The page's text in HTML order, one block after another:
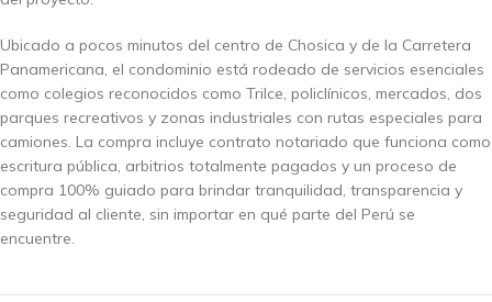
Ubicado a pocos minutos del centro de Chosica y de la Carretera
Panamericana, el condominio está rodeado de servicios esenciales
como colegios reconocidos como Trilce, policlínicos, mercados, dos
parques recreativos y zonas industriales con rutas especiales para
camiones. La compra incluye contrato notariado que funciona como
escritura pública, arbitrios totalmente pagados y un proceso de
compra 100% guiado para brindar tranquilidad, transparencia y
seguridad al cliente, sin importar en qué parte del Perú se
encuentre.